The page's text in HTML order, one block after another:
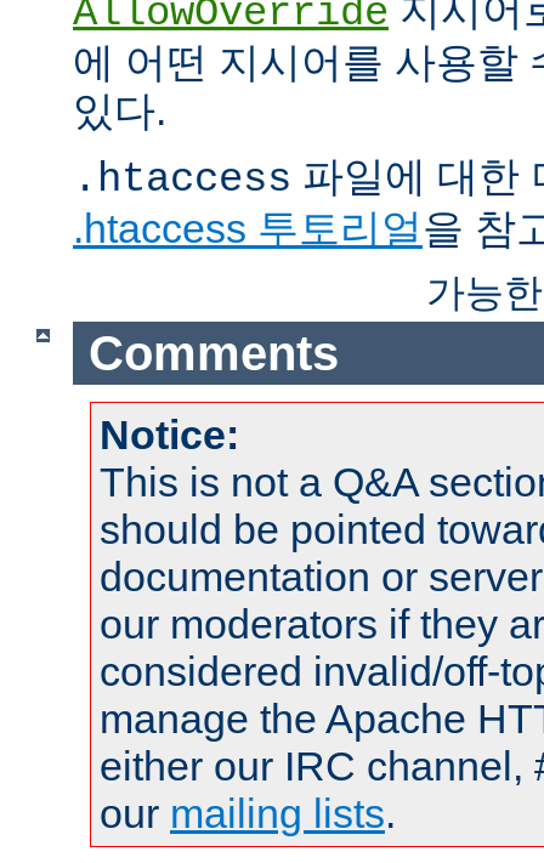
AllowOverride 지시어
에 어떤 지시어를 사용할
있다.
.htaccess 파일에 대한
.htaccess 투토리얼을 참
가능
Comments
Notice:
This is not a Q&A
should be pointed
documentation or
our moderators if they
considered invalid/off-
manage the Apache
either our IRC channel,
our mailing lists.